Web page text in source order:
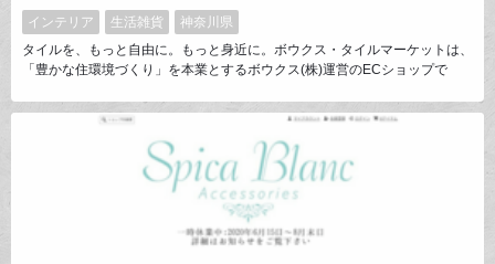
インテリア 生活雑貨
神奈川県
タイルを、もっと自由に。もっと身近に。ボウクス・タイルマーケットは、
「豊かな住環境づくり」を本業とするボウクス(株)運営のECショップで
で、タイルに精通した当社ならではの対応力が最大の強み！適切な施工方法
※ボウクスは宅配ボックスBrizeboxの正規総輸入元です。